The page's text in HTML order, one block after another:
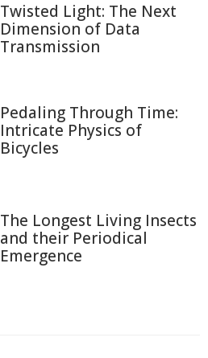
Twisted Light: The Next
Dimension of Data
Transmission
Pedaling Through Time:
Intricate Physics of
Bicycles
The Longest Living Insects
and their Periodical
Emergence